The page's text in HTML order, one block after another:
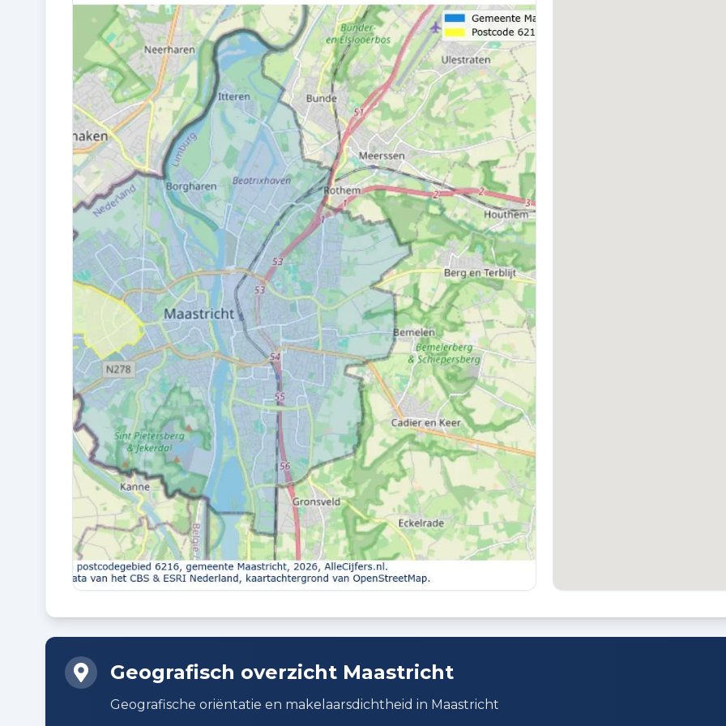
2019 Bestaande bouw
ENERGIELABEL
A++
Kadastraal en VvE
VVE INGESCHREVEN KVK
Nee
VVE JAARLIJKSE VERGADERING
Nee
VVE RESERVEFONDS AANWEZIG
Nee
VVE ONDERHOUDSPLAN
Nee
Buitenruimte en parkeren
BUITENRUIMTE
Aan park, aan rustige weg, in bosrijke
omgeving, vrij uitzicht en in recreatiepark
PARKEREN
Openbaar parkeren
Planning
AANGEBODEN SINDS
Badkamer voorzieningen
Geografisch overzicht Maastricht
Geografische oriëntatie en makelaarsdichtheid in Maastricht